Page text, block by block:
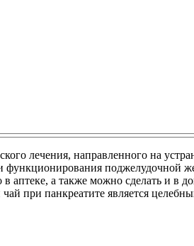
лечения, направленного на
поджелудочной
а также можно сделать и в
при панкреатите является